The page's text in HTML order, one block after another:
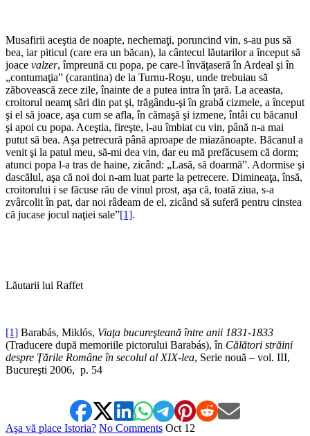
Musafirii aceştia de noapte, nechemaţi, poruncind vin, s-au pus să
bea, iar piticul (care era un băcan), la cântecul lăutarilor a început să
joace valzer, împreună cu popa, pe care-l învăţaseră în Ardeal şi în
„contumaţia” (carantina) de la Turnu-Roşu, unde trebuiau să
zăbovească zece zile, înainte de a putea intra în ţară. La aceasta,
croitorul neamţ sări din pat şi, trăgându-şi în grabă cizmele, a început
şi el să joace, aşa cum se afla, în cămaşă şi izmene, întâi cu băcanul
şi apoi cu popa. Aceştia, fireşte, l-au îmbiat cu vin, până n-a mai
putut să bea. Aşa petrecură până aproape de miazănoapte. Băcanul a
venit şi la patul meu, să-mi dea vin, dar eu mă prefăcusem că dorm;
atunci popa l-a tras de haine, zicând: „Lasă, să doarmă”. Adormise şi
dascălul, aşa că noi doi n-am luat parte la petrecere. Dimineaţa, însă,
croitorului i se făcuse rău de vinul prost, aşa că, toată ziua, s-a
zvârcolit în pat, dar noi râdeam de el, zicând să suferă pentru cinstea
că jucase jocul naţiei sale”[1].
Lăutarii lui Raffet
[1] Barabás, Miklós, Viaţa bucureşteană între anii 1831-1833
(Traducere după memoriile pictorului Barabás), în Călători străini
despre Ţările Române în secolul al XIX-lea, Serie nouă – vol. III,
Bucureşti 2006, p. 54
Aşa vă place Istoria? No Comments Oct 12